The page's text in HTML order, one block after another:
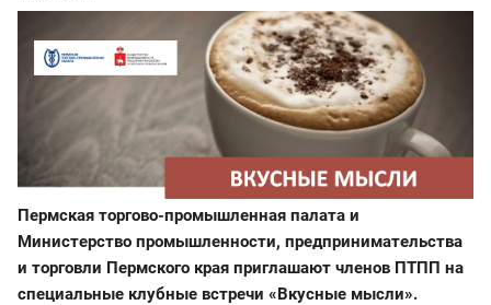
Пермская торгово-промышленная палата и
Министерство промышленности, предпринимательства
и торговли Пермского края приглашают членов ПТПП на
специальные клубные встречи «Вкусные мысли».